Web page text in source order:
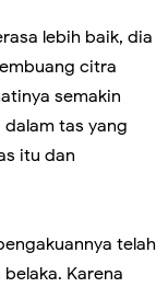
lebih baik, dia
citra
semakin
tas yang
itu dan
telah
Karena